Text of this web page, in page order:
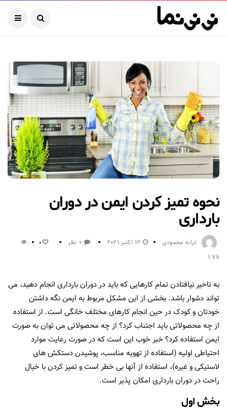
نحوه تمیز کردن ایمن در دوران
بارداری
ترانه محمودی 12 اکتبر 2021 0 نظر 0
1.7k
به تاخیر نیافتادن تمام کارهایی که باید در دوران بارداری انجام دهید، می
تواند دشوار باشد. بخشی از این مشکل مربوط به ایمن نگه داشتن
خودتان و کودک در حین انجام کارهای مختلف خانگی است. از استفاده
از چه محصولاتی باید اجتناب کرد؟ از چه محصولاتی می توان به صورت
ایمن استفاده کرد؟ خبر خوب این است که در صورت رعایت موارد
احتیاطی اولیه (استفاده از تهویه مناسب، پوشیدن دستکش های
لاستیکی و غیره)، استفاده از آنها بی خطر است و تمیز کردن با خیال
راحت در دوران بارداری امکان پذیر است.
بخش اول